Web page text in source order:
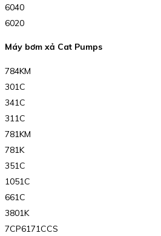
6040
6020
Máy bơm xả Cat Pumps
784KM
301C
341C
311C
781KM
781K
351C
1051C
661C
3801K
7CP6171CCS